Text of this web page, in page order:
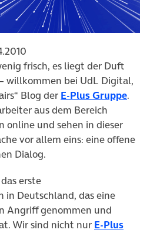
frisch, es liegt der Duft
willkommen bei UdL Digital,
Blog der E-Plus Gruppe.
aus dem Bereich
online und sehen in dieser
vor allem eins: eine offene
Dialog.
in neuem Tab)
erste
Deutschland, das eine
Angriff genommen und
Wir sind nicht nur E-Plus